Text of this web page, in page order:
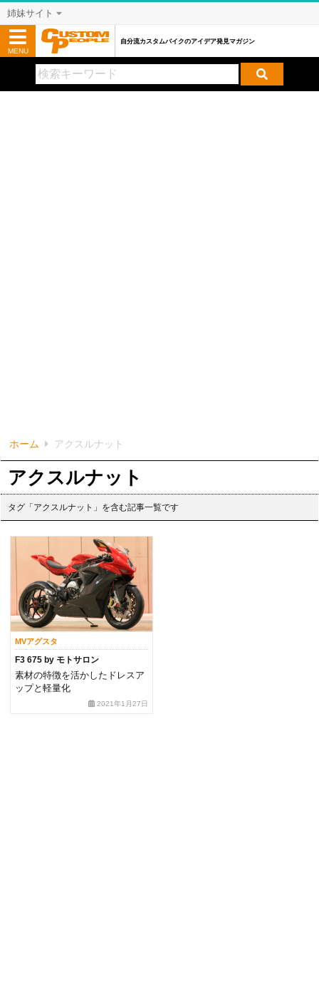
ホーム アクスルナット
アクスルナット
タグ「アクスルナット」を含む記事一覧です
MVアグスタ
F3 675 by モトサロン
素材の特徴を活かしたドレスア
ップと軽量化
2021年1月27日
姉妹サイト
MENU
自分流カスタムバイクのアイデア発見マガジン